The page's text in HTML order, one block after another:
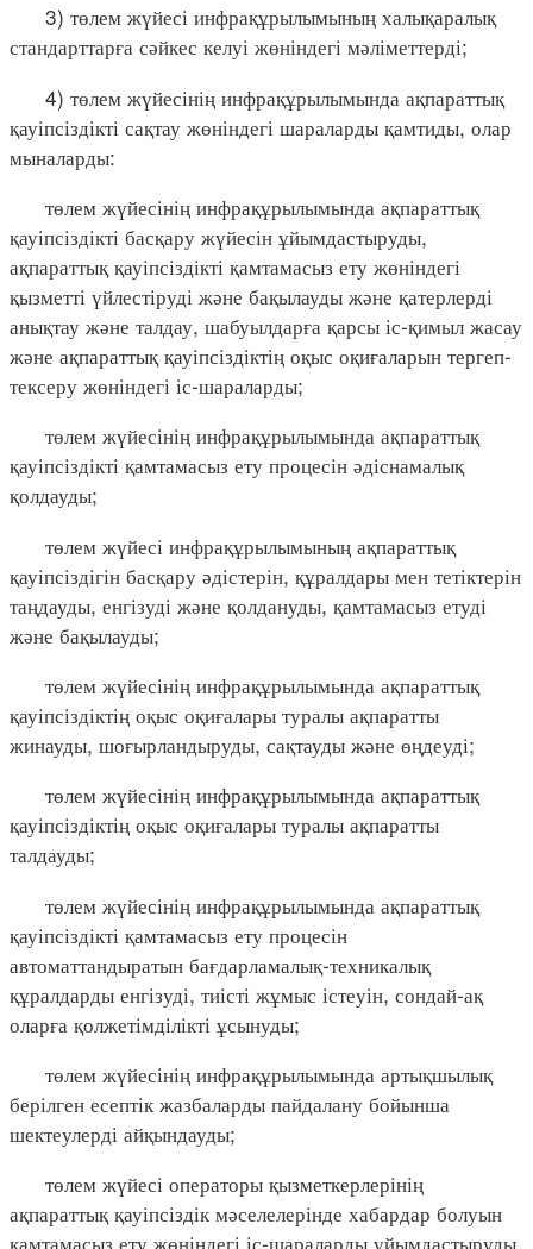
3) төлем жүйесі инфрақұрылымының халықаралық
стандарттарға сәйкес келуі жөніндегі мәліметтерді;
4) төлем жүйесінің инфрақұрылымында ақпараттық
қауіпсіздікті сақтау жөніндегі шараларды қамтиды, олар
мыналарды:
төлем жүйесінің инфрақұрылымында ақпараттық
қауіпсіздікті басқару жүйесін ұйымдастыруды,
ақпараттық қауіпсіздікті қамтамасыз ету жөніндегі
қызметті үйлестіруді және бақылауды және қатерлерді
анықтау және талдау, шабуылдарға қарсы іс-қимыл жасау
және ақпараттық қауіпсіздіктің оқыс оқиғаларын тергеп-
тексеру жөніндегі іс-шараларды;
төлем жүйесінің инфрақұрылымында ақпараттық
қауіпсіздікті қамтамасыз ету процесін әдіснамалық
қолдауды;
төлем жүйесі инфрақұрылымының ақпараттық
қауіпсіздігін басқару әдістерін, құралдары мен тетіктерін
таңдауды, енгізуді және қолдануды, қамтамасыз етуді
және бақылауды;
төлем жүйесінің инфрақұрылымында ақпараттық
қауіпсіздіктің оқыс оқиғалары туралы ақпаратты
жинауды, шоғырландыруды, сақтауды және өңдеуді;
төлем жүйесінің инфрақұрылымында ақпараттық
қауіпсіздіктің оқыс оқиғалары туралы ақпаратты
талдауды;
төлем жүйесінің инфрақұрылымында ақпараттық
қауіпсіздікті қамтамасыз ету процесін
автоматтандыратын бағдарламалық-техникалық
құралдарды енгізуді, тиісті жұмыс істеуін, сондай-ақ
оларға қолжетімділікті ұсынуды;
төлем жүйесінің инфрақұрылымында артықшылық
берілген есептік жазбаларды пайдалану бойынша
шектеулерді айқындауды;
төлем жүйесі операторы қызметкерлерінің
ақпараттық қауіпсіздік мәселелерінде хабардар болуын
қамтамасыз ету жөніндегі іс-шараларды ұйымдастыруды